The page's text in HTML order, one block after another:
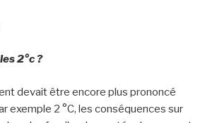
2°c ?
devait être encore plus prononcé
exemple 2 °C, les conséquences sur